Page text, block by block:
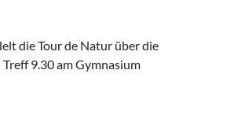
die Tour de Natur über die
9.30 am Gymnasium